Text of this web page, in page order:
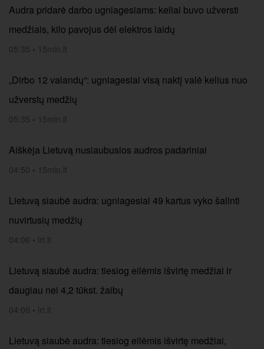
Audra pridarė darbo ugniagesiams: keliai buvo užversti
medžiais, kilo pavojus dėl elektros laidų
05:35 • 15min.lt
„Dirbo 12 valandų“: ugniagesiai visą naktį valė kelius nuo
užverstų medžių
05:35 • 15min.lt
Aiškėja Lietuvą nusiaubusios audros padariniai
04:50 • 15min.lt
Lietuvą siaubė audra: ugniagesiai 49 kartus vyko šalinti
nuvirtusių medžių
04:06 • lrt.lt
Lietuvą siaubė audra: tiesiog eilėmis išvirtę medžiai ir
daugiau nei 4,2 tūkst. žaibų
04:06 • lrt.lt
Lietuvą siaubė audra: tiesiog eilėmis išvirtę medžiai,